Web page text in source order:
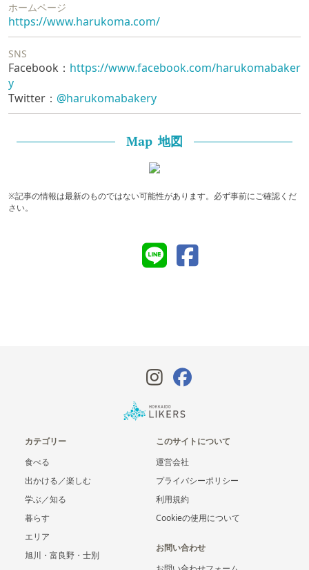
ホームページ
https://www.harukoma.com/
SNS
Facebook： https://www.facebook.com/harukomabaker
y
Twitter： @harukomabakery
Map 地図
※記事の情報は最新のものではない可能性があります。必ず事前にご確認くだ
さい。
カテゴリー
食べる
出かける／楽しむ
学ぶ／知る
暮らす
エリア
旭川・富良野・士別
このサイトについて
運営会社
プライバシーポリシー
利用規約
Cookieの使用について
お問い合わせ